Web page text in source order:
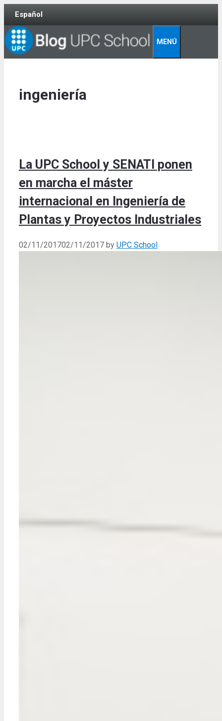
Skip
content
Español
MENÚ
ingeniería
La UPC School y SENATI ponen
en marcha el máster
internacional en Ingeniería de
Plantas y Proyectos Industriales
02/11/201702/11/2017 by UPC School